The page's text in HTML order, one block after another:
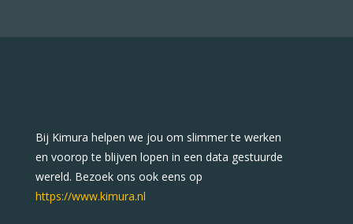
Bij Kimura helpen we jou om slimmer te werken
en voorop te blijven lopen in een data gestuurde
wereld. Bezoek ons ook eens op
https://www.kimura.nl